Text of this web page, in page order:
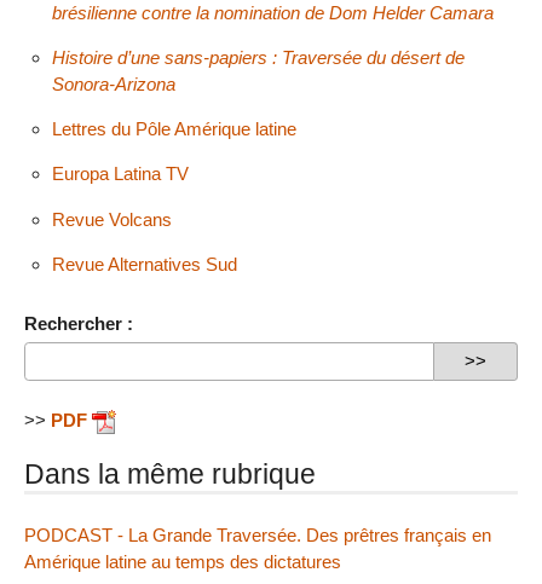
brésilienne contre la nomination de Dom Helder Camara
Histoire d’une sans-papiers : Traversée du désert de
Sonora-Arizona
Lettres du Pôle Amérique latine
Europa Latina TV
Revue Volcans
Revue Alternatives Sud
Rechercher :
>> PDF
Dans la même rubrique
PODCAST - La Grande Traversée. Des prêtres français en
Amérique latine au temps des dictatures